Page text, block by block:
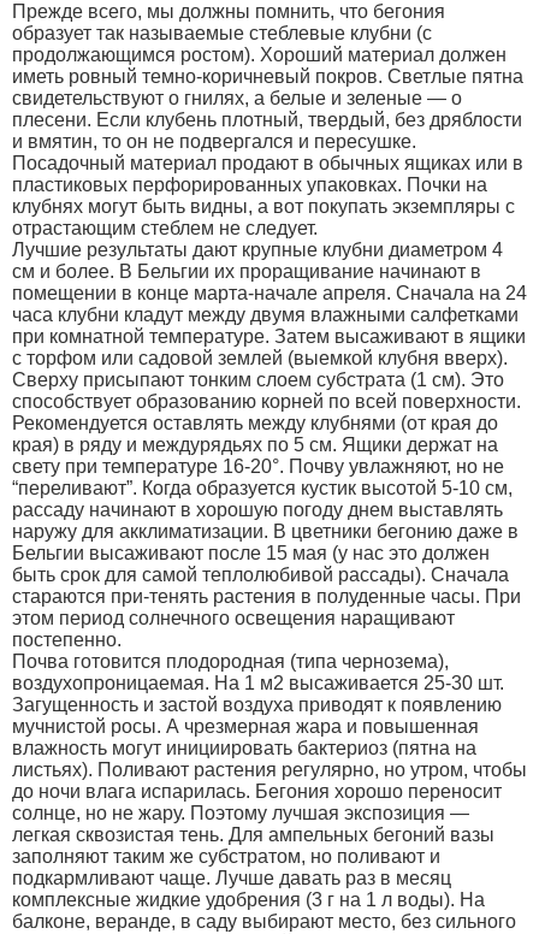
Прежде всего, мы должны помнить, что бегония
образует так называемые стеблевые клубни (с
продолжающимся ростом). Хороший материал должен
иметь ровный темно-коричневый покров. Светлые пятна
свидетельствуют о гнилях, а белые и зеленые — о
плесени. Если клубень плотный, твердый, без дряблости
и вмятин, то он не подвергался и пересушке.
Посадочный материал продают в обычных ящиках или в
пластиковых перфорированных упаковках. Почки на
клубнях могут быть видны, а вот покупать экземпляры с
отрастающим стеблем не следует.
Лучшие результаты дают крупные клубни диаметром 4
см и более. В Бельгии их проращивание начинают в
помещении в конце марта-начале апреля. Сначала на 24
часа клубни кладут между двумя влажными салфетками
при комнатной температуре. Затем высаживают в ящики
с торфом или садовой землей (выемкой клубня вверх).
Сверху присыпают тонким слоем субстрата (1 см). Это
способствует образованию корней по всей поверхности.
Рекомендуется оставлять между клубнями (от края до
края) в ряду и междурядьях по 5 см. Ящики держат на
свету при температуре 16-20°. Почву увлажняют, но не
“переливают”. Когда образуется кустик высотой 5-10 см,
рассаду начинают в хорошую погоду днем выставлять
наружу для акклиматизации. В цветники бегонию даже в
Бельгии высаживают после 15 мая (у нас это должен
быть срок для самой теплолюбивой рассады). Сначала
стараются при-тенять растения в полуденные часы. При
этом период солнечного освещения наращивают
постепенно.
Почва готовится плодородная (типа чернозема),
воздухопроницаемая. На 1 м2 высаживается 25-30 шт.
Загущенность и застой воздуха приводят к появлению
мучнистой росы. А чрезмерная жара и повышенная
влажность могут инициировать бактериоз (пятна на
листьях). Поливают растения регулярно, но утром, чтобы
до ночи влага испарилась. Бегония хорошо переносит
солнце, но не жару. Поэтому лучшая экспозиция —
легкая сквозистая тень. Для ампельных бегоний вазы
заполняют таким же субстратом, но поливают и
подкармливают чаще. Лучше давать раз в месяц
комплексные жидкие удобрения (3 г на 1 л воды). На
балконе, веранде, в саду выбирают место, без сильного